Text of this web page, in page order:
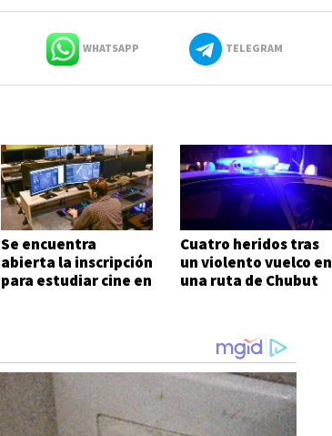
WHATSAPP TELEGRAM
Se encuentra
abierta la inscripción
para estudiar cine en
Cuatro heridos tras
un violento vuelco en
una ruta de Chubut